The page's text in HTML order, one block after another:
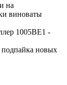
на
виноваты
1005ВЕ1 -
новых